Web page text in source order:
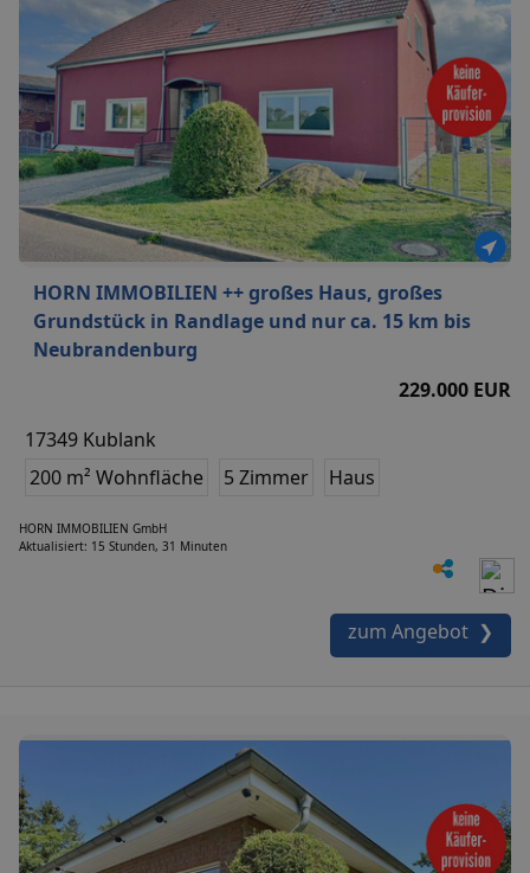
HORN IMMOBILIEN ++ großes Haus, großes
Grundstück in Randlage und nur ca. 15 km bis
Neubrandenburg
229.000 EUR
17349 Kublank
200 m² Wohnfläche
5 Zimmer Haus
HORN IMMOBILIEN GmbH
Aktualisiert: 15 Stunden, 31 Minuten
zum Angebot ❯